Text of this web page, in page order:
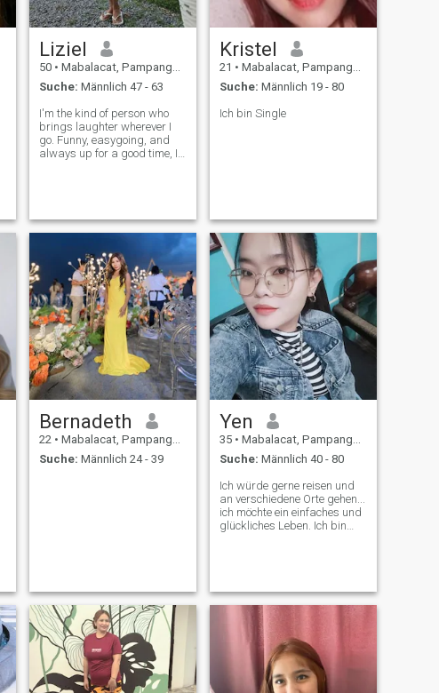
Liziel
50 • Mabalacat, Pampanga, Philippinen
Suche: Männlich 47 - 63
I'm the kind of person who
brings laughter wherever I
go. Funny, easygoing, and
always up for a good time, I
just being my fun-loving self,
I
Kristel
21 • Mabalacat, Pampanga, Philippinen
Suche: Männlich 19 - 80
Ich bin Single
Bernadeth
22 • Mabalacat, Pampanga, Philippinen
Suche: Männlich 24 - 39
Yen
35 • Mabalacat, Pampanga, Philippinen
Suche: Männlich 40 - 80
Ich würde gerne reisen und
an verschiedene Orte gehen...
ich möchte ein einfaches und
glückliches Leben. Ich bin